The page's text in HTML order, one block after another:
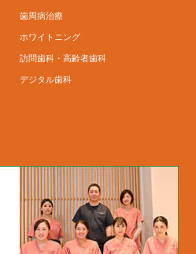
歯周病治療
ホワイトニング
訪問歯科・高齢者歯科
デジタル歯科